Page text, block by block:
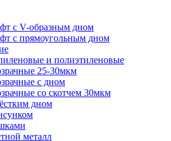
с V-образным дном
с прямоугольным дном
и полиэтиленовые
25-30мкм
с дном
со скотчем 30мкм
дном
металл